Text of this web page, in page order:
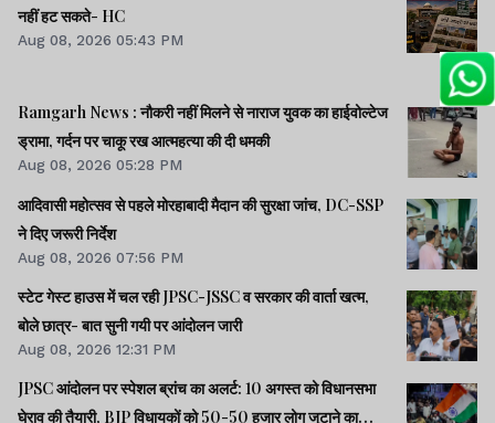
नहीं हट सकते- HC
Aug 08, 2026 05:43 PM
Ramgarh News : नौकरी नहीं मिलने से नाराज युवक का हाईवोल्टेज
ड्रामा, गर्दन पर चाकू रख आत्महत्या की दी धमकी
Aug 08, 2026 05:28 PM
आदिवासी महोत्सव से पहले मोरहाबादी मैदान की सुरक्षा जांच, DC-SSP
ने दिए जरूरी निर्देश
Aug 08, 2026 07:56 PM
स्टेट गेस्ट हाउस में चल रही JPSC-JSSC व सरकार की वार्ता खत्म,
बोले छात्र- बात सुनी गयी पर आंदोलन जारी
Aug 08, 2026 12:31 PM
JPSC आंदोलन पर स्पेशल ब्रांच का अलर्ट: 10 अगस्त को विधानसभा
घेराव की तैयारी, BJP विधायकों को 50-50 हजार लोग जुटाने का